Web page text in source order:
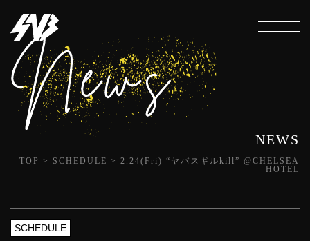
NEWS
TOP > SCHEDULE > 2.24(Fri) “ヤバスギルkill” @CHELSEA
HOTEL
SCHEDULE